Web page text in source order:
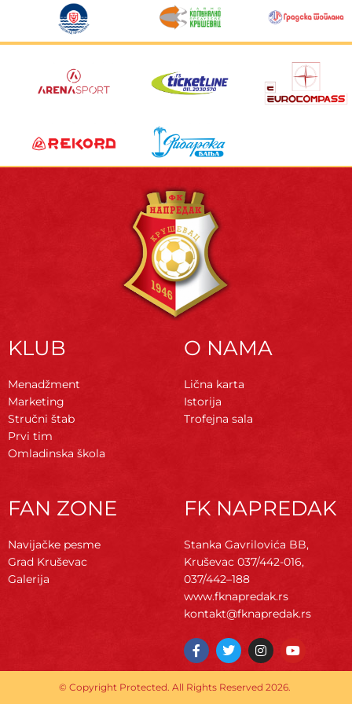
KLUB
Menadžment
Marketing
Stručni štab
Prvi tim
Omladinska škola
O NAMA
Lična karta
Istorija
Trofejna sala
FAN ZONE
Navijačke pesme
Grad Kruševac
Galerija
FK NAPREDAK
Stanka Gavrilovića BB,
Kruševac 037/442-016,
037/442–188
www.fknapredak.rs
kontakt@fknapredak.rs
F
a
c
e
b
T
w
i
t
t
I
n
s
t
a
Y
o
u
© Copyright Protected. All Rights Reserved 2026.